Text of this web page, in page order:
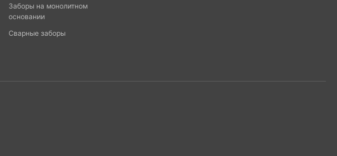
Заборы на монолитном
основании
Сварные заборы